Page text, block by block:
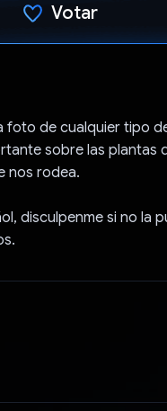
Votar
de cualquier tipo
sobre las plantas
nos rodea.
disculpenme si no la